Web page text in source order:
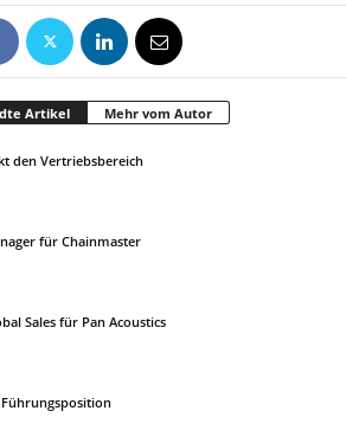
Artikel Mehr vom Autor
den Vertriebsbereich
für Chainmaster
Sales für Pan Acoustics